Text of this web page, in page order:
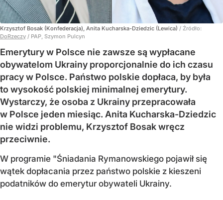
Krzysztof Bosak (Konfederacja), Anita Kucharska-Dziedzic (Lewica) / Źródło:
DoRzeczy / PAP, Szymon Pulcyn
Emerytury w Polsce nie zawsze są wypłacane
obywatelom Ukrainy proporcjonalnie do ich czasu
pracy w Polsce. Państwo polskie dopłaca, by była
to wysokość polskiej minimalnej emerytury.
Wystarczy, że osoba z Ukrainy przepracowała
w Polsce jeden miesiąc. Anita Kucharska-Dziedzic
nie widzi problemu, Krzysztof Bosak wręcz
przeciwnie.
W programie "Śniadania Rymanowskiego pojawił się
wątek dopłacania przez państwo polskie z kieszeni
podatników do emerytur obywateli Ukrainy.